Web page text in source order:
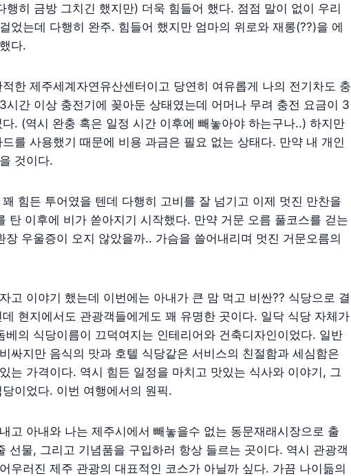
행히 금방 그치긴 했지만) 더욱 힘들어 했다. 점점 말이 없이 우리
었는데 다행히 완주. 힘들어 했지만 엄마의 위로와 재롱(??)을 에
다.
한 제주세계자연유산센터이고 당연히 여유롭게 나의 전기차도 충
시간 이상 충전기에 꽂아둔 상태였는데 어머나 무려 충전 요금이 3
. (역시 완충 혹은 일정 시간 이후에 빼놓아야 하는구나..) 하지만
를 사용했기 때문에 비용 과금은 필요 없는 상태다. 만약 내 개인
것이다.
힘든 투어였을 텐데 다행히 고비를 잘 넘기고 이제 멋진 만찬을
탄 이후에 비가 쏟아지기 시작했다. 만약 거문 오름 풀코스를 걷는
우울증이 오지 않았을까.. 가슴을 쓸어내리며 멋진 거문오름의
고 이야기 했는데 이번에는 아내가 큰 맘 먹고 비싼?? 식당으로 결
현지에서도 관광객들에게도 꽤 유명한 곳이다. 일닥 식당 자체가
베의 식당이름이 끄덕여지는 인테리어와 건축디자인이었다. 일반
싸지만 음식의 맛과 호텔 식당같은 서비스의 친절함과 세심함은
는 가격이다. 역시 힘든 일정을 마치고 맛있는 식사와 이야기, 그
이었다. 이번 여행에서의 원픽.
고 아내와 나는 제주시에서 빼놓을수 없는 동문재래시장으로 출
선물, 그리고 기념품을 구입하러 항상 들르는 곳이다. 역시 관광객
우러진 제주 관광의 대표적인 코스가 아닐까 싶다. 가끔 나이듦의